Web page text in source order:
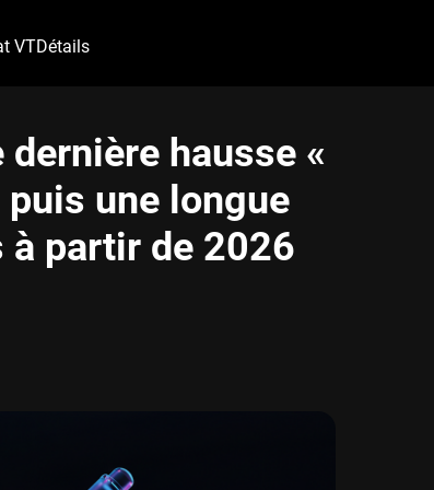
VTDétails
hausse «
puis une longue
à partir de 2026